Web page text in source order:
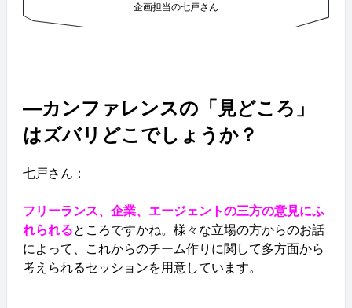
企画担当の七戸さん
―カンファレンスの「見どころ」
はズバリどこでしょうか？
七戸さん：
フリーランス、企業、エージェントの三方の意見にふ
れられるところですかね。様々な立場の方からのお話
によって、これからのチーム作りに関して多方面から
考えられるセッションを用意しています。